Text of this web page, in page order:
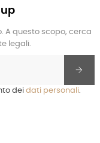
A questo scopo, cerca
legali.
dei dati personali.